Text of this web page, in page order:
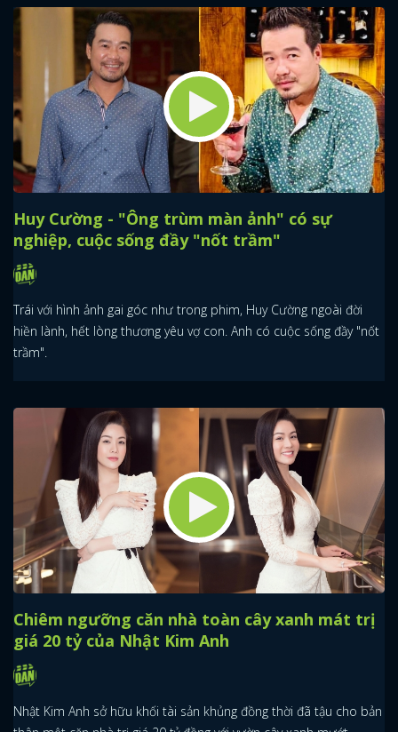
Huy Cường - "Ông trùm màn ảnh" có sự
nghiệp, cuộc sống đầy "nốt trầm"
Trái với hình ảnh gai góc như trong phim, Huy Cường ngoài đời
hiền lành, hết lòng thương yêu vợ con. Anh có cuộc sống đầy "nốt
trầm".
Chiêm ngưỡng căn nhà toàn cây xanh mát trị
giá 20 tỷ của Nhật Kim Anh
Nhật Kim Anh sở hữu khối tài sản khủng đồng thời đã tậu cho bản